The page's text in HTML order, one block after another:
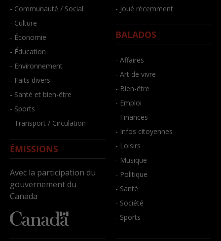
- Communauté / Social
- Culture
- Économie
- Éducation
- Environnement
- Faits divers
- Santé et bien-être
- Sports
- Transport / Circulation
ÉMISSIONS
Avec la participation du
gouvernement du
Canada
- Joué récemment
BALADOS
- Affaires
- Art de vivre
- Bien-être
- Emploi
- Finances
- Infos citoyennes
- Loisirs
- Musique
- Politique
- Santé
- Société
- Sports